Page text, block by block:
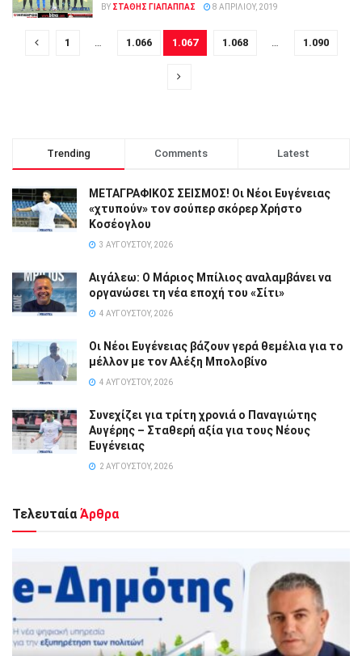
BY ΣΤΑΘΗΣ ΓΊΑΠΑΠΠΑΣ 8 ΑΠΡΙΛΊΟΥ, 2019
1 … 1.066 1.067 1.068 … 1.090
Trending Comments Latest
ΜΕΤΑΓΡΑΦΙΚΟΣ ΣΕΙΣΜΟΣ! Οι Νέοι Ευγένειας
«χτυπούν» τον σούπερ σκόρερ Χρήστο
Κοσέογλου
3 ΑΥΓΟΎΣΤΟΥ, 2026
Αιγάλεω: Ο Μάριος Μπίλιος αναλαμβάνει να
οργανώσει τη νέα εποχή του «Σίτι»
4 ΑΥΓΟΎΣΤΟΥ, 2026
Οι Νέοι Ευγένειας βάζουν γερά θεμέλια για το
μέλλον με τον Αλέξη Μπολοβίνο
4 ΑΥΓΟΎΣΤΟΥ, 2026
Συνεχίζει για τρίτη χρονιά ο Παναγιώτης
Αυγέρης – Σταθερή αξία για τους Νέους
Ευγένειας
2 ΑΥΓΟΎΣΤΟΥ, 2026
Τελευταία Άρθρα